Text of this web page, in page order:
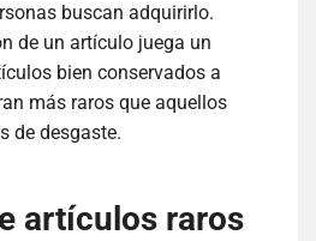
buscan adquirirlo.
de un artículo juega un
bien conservados a
más raros que aquellos
de desgaste.
artículos raros